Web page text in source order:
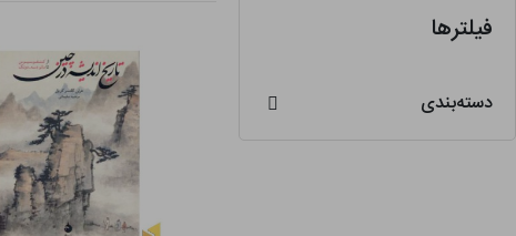
فیلترها
دسته‌بندی